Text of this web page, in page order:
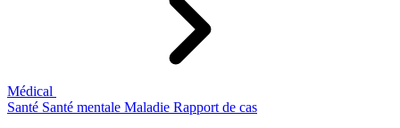
Médical
Santé Santé mentale Maladie Rapport de cas